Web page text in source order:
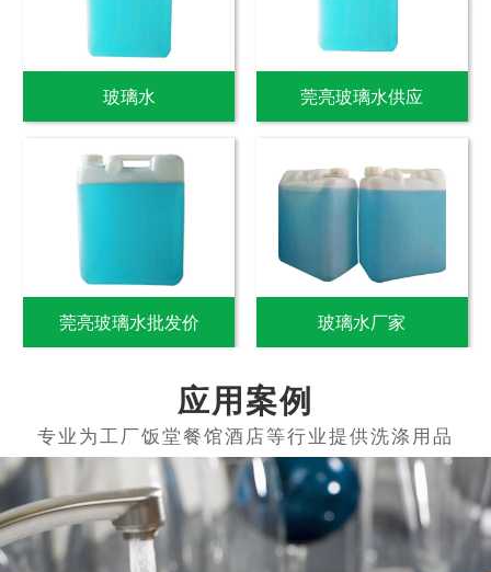
玻璃水 莞亮玻璃水供应
莞亮玻璃水批发价 玻璃水厂家
应用案例